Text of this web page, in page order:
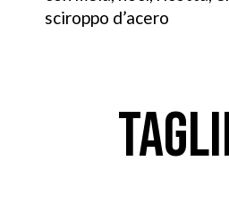
sciroppo d’acero